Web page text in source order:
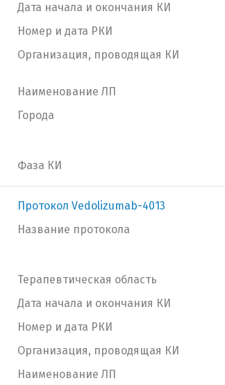
Дата начала и окончания КИ
Номер и дата РКИ
Организация, проводящая КИ
Наименование ЛП
Города
Фаза КИ
Протокол Vedolizumab-4013
Название протокола
Терапевтическая область
Дата начала и окончания КИ
Номер и дата РКИ
Организация, проводящая КИ
Наименование ЛП